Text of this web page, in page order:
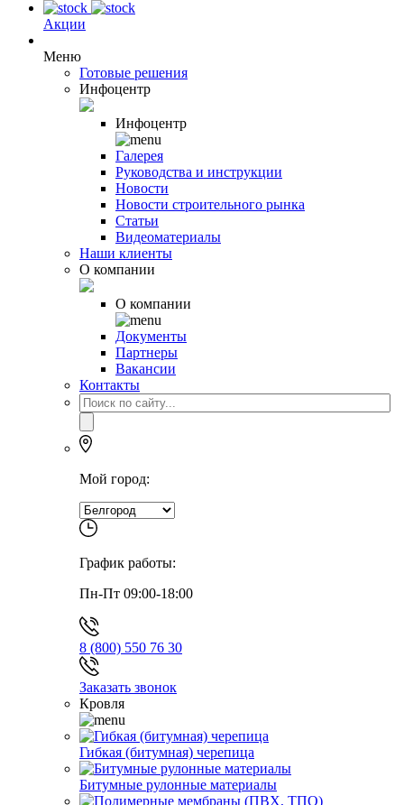
Акции
Меню
Готовые решения
Инфоцентр
Инфоцентр
Галерея
Руководства и инструкции
Новости
Новости строительного рынка
Статьи
Видеоматериалы
Наши клиенты
О компании
О компании
Документы
Партнеры
Вакансии
Контакты
Мой город:
График работы:
Пн-Пт 09:00-18:00
8 (800) 550 76 30
Заказать звонок
Кровля
Гибкая (битумная) черепица
Битумные рулонные материалы